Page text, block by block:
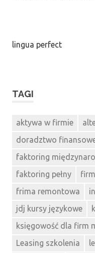
lingua perfect
TAGI
aktywa w firmie
doradztwo
faktoring
faktoring pełny
frima remontowa
jdj kursy językowe
księgowość dla firm
Leasing szkolenia